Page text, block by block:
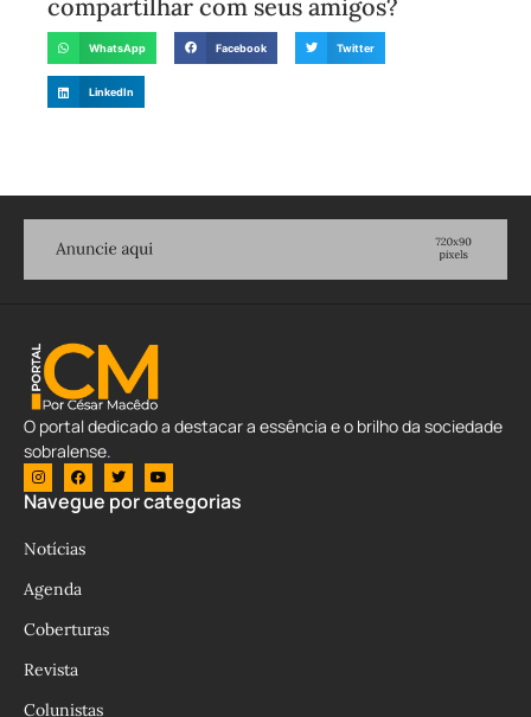
compartilhar com seus amigos?
WhatsApp Facebook Twitter
LinkedIn
O portal dedicado a destacar a essência e o brilho da sociedade
sobralense.
Navegue por categorias
Notícias
Agenda
Coberturas
Revista
Colunistas